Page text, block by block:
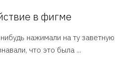
в фигме
нажимали на ту заветную
что это была ...